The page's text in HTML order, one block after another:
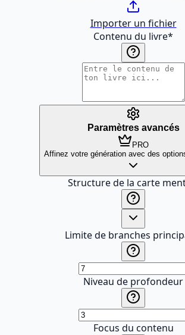
Importer un fichier
Contenu du livre*
Paramètres avancés
PRO
Affinez votre génération avec des
Structure de la carte
Limite de branches
Niveau de profondeur
Focus du contenu